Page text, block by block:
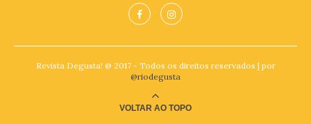
Revista Degusta! @ 2017 - Todos os direitos reservados | por
@riodegusta
VOLTAR AO TOPO